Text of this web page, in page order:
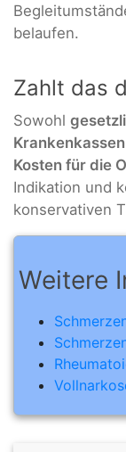
belaufen.
Zahlt das
Sowohl
Kosten für die
Indikation und
konservativen
Weitere